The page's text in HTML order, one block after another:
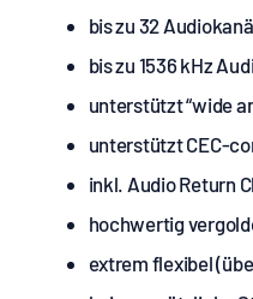
bis zu 32
bis zu 1536 kHz
unterstützt “wide
unterstützt CEC-
inkl. Audio Return
hochwertig
extrem flexibel